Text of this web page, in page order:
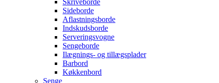
Skriveborde
Sideborde
Aflastningsborde
Indskudsborde
Serveringsvogne
Sengeborde
Ilægnings- og tillægsplader
Barbord
Køkkenbord
Senge